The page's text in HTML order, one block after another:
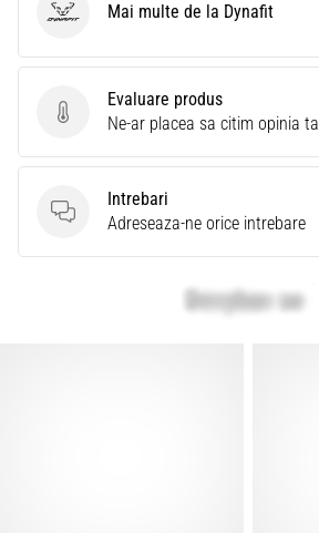
Evaluare produs
Evaluare produs
Ne-ar placea sa citim opinia ta
Intrebari
Intrebari
Adreseaza-ne orice intrebare
DynafitMai multe de la Dynafit